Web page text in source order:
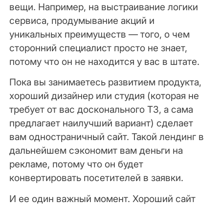
вещи. Например, на выстраивание логики
сервиса, продумывание акций и
уникальных преимуществ — того, о чем
сторонний специалист просто не знает,
потому что он не находится у вас в штате.
Пока вы занимаетесь развитием продукта,
хороший дизайнер или студия (которая не
требует от вас досконального ТЗ, а сама
предлагает наилучший вариант) сделает
вам одностраничный сайт. Такой лендинг в
дальнейшем сэкономит вам деньги на
рекламе, потому что он будет
конвертировать посетителей в заявки.
И ее один важный момент. Хороший сайт